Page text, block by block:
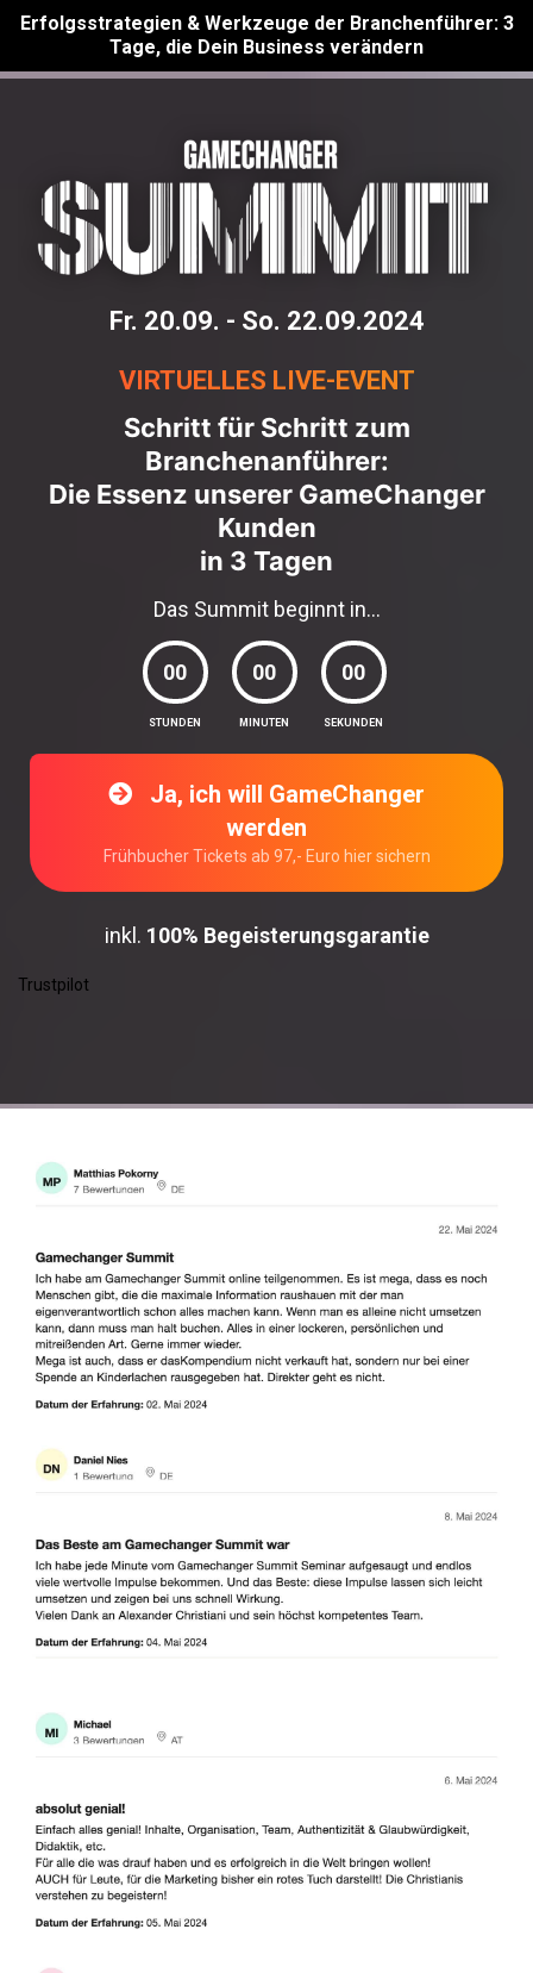
Erfolgsstrategien & Werkzeuge der Branchenführer: 3
Tage, die Dein Business verändern
Fr. 20.09. - So. 22.09.2024
VIRTUELLES LIVE-EVENT
Schritt für Schritt zum
Branchenanführer:
Die Essenz unserer GameChanger
Kunden
in 3 Tagen
Das Summit beginnt in...
00
STUNDEN
00
MINUTEN
00
SEKUNDEN
Ja, ich will GameChanger
werden
Frühbucher Tickets ab 97,- Euro hier sichern
inkl. 100% Begeisterungsgarantie
Trustpilot